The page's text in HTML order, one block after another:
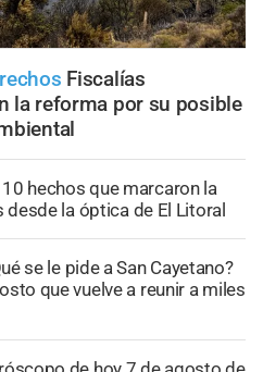
Fiscalías
la reforma por su posible
10 hechos que marcaron la
desde la óptica de El Litoral
se le pide a San Cayetano?
que vuelve a reunir a miles